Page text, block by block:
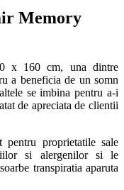
Memory
x 160 cm, una dintre
a beneficia de un somn
se imbina pentru a-i
de apreciata de clientii
pentru proprietatile sale
si alergenilor si le
transpiratia aparuta